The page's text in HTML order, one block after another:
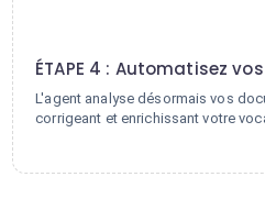
ÉTAPE 4 : Automatisez
L'agent analyse désormais vos
corrigeant et enrichissant votre